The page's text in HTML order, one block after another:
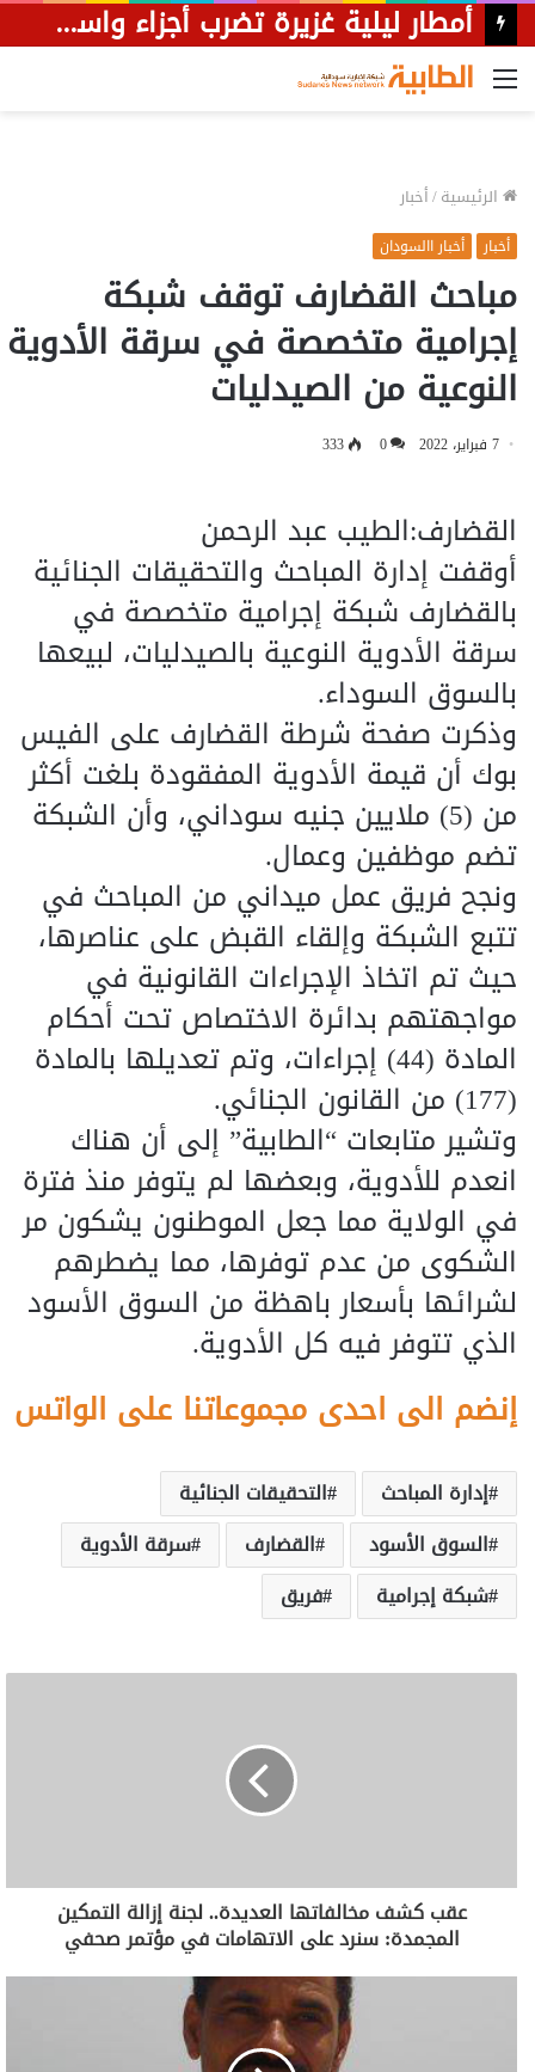
أمطار ليلية غزيرة تضرب أجزاء واسعة من محلية شرق الجزيرة.
القائمة
الرئيسية/أخبار
أخبار أخبار االسودان
مباحث القضارف توقف شبكة
إجرامية متخصصة في سرقة الأدوية
النوعية من الصيدليات
7 فبراير، 2022 0
333
القضارف:الطيب عبد الرحمن
أوقفت إدارة المباحث والتحقيقات الجنائية
بالقضارف شبكة إجرامية متخصصة في
سرقة الأدوية النوعية بالصيدليات، لبيعها
بالسوق السوداء.
وذكرت صفحة شرطة القضارف على الفيس
بوك أن قيمة الأدوية المفقودة بلغت أكثر
من (5) ملايين جنيه سوداني، وأن الشبكة
تضم موظفين وعمال.
ونجح فريق عمل ميداني من المباحث في
تتبع الشبكة وإلقاء القبض على عناصرها،
حيث تم اتخاذ الإجراءات القانونية في
مواجهتهم بدائرة الاختصاص تحت أحكام
المادة (44) إجراءات، وتم تعديلها بالمادة
(177) من القانون الجنائي.
وتشير متابعات “الطابية” إلى أن هناك
انعدم للأدوية، وبعضها لم يتوفر منذ فترة
في الولاية مما جعل الموطنون يشكون مر
الشكوى من عدم توفرها، مما يضطرهم
لشرائها بأسعار باهظة من السوق الأسود
الذي تتوفر فيه كل الأدوية.
إنضم الى احدى مجموعاتنا على الواتس
إدارة المباحث
التحقيقات الجنائية
السوق الأسود
القضارف
سرقة الأدوية
شبكة إجرامية
فريق
عقب كشف مخالفاتها العديدة.. لجنة إزالة التمكين
المجمدة: سنرد على الاتهامات في مؤتمر صحفي